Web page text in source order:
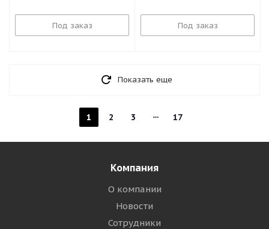
Под заказ Под заказ
Показать еще
1 2 3 17
Компания
О компании
Новости
Сотрудники